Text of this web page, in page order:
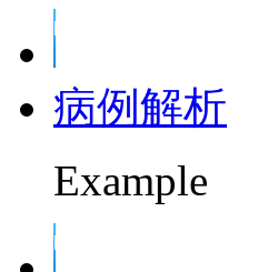
病例解析
Example